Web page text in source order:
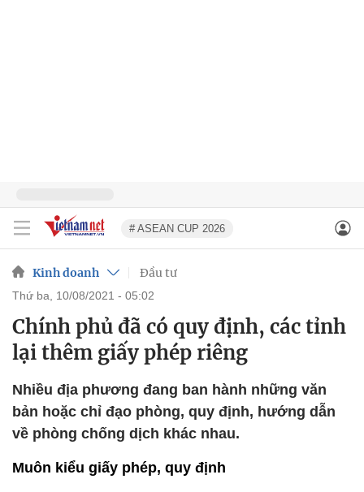
# ASEAN CUP 2026
Kinh doanh Đầu tư
thứ ba, 10/08/2021 - 05:02
Chính phủ đã có quy định, các tỉnh
lại thêm giấy phép riêng
Nhiều địa phương đang ban hành những văn
bản hoặc chỉ đạo phòng, quy định, hướng dẫn
về phòng chống dịch khác nhau.
Muôn kiểu giấy phép, quy định